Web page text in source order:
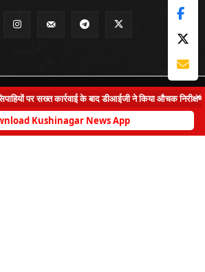
us Privacy Policy Contact us
×
पर सख्त कार्रवाई के बाद डीआईजी ने किया औचक निरीक्षण
Kushinagar News App